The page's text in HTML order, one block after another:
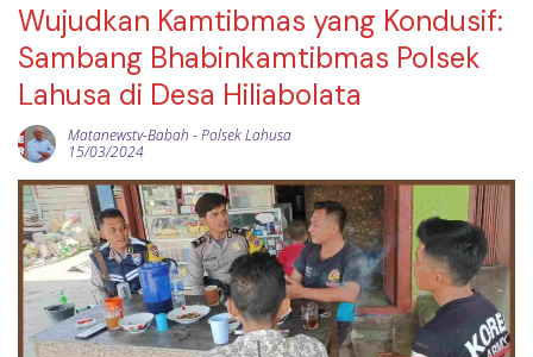
Wujudkan Kamtibmas yang Kondusif:
Sambang Bhabinkamtibmas Polsek
Lahusa di Desa Hiliabolata
Matanewstv-Babah -Polsek Lahusa
15/03/2024